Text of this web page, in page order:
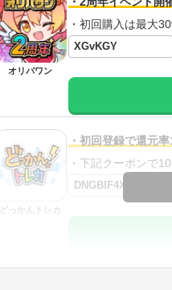
オリパワン
・初回購入は最大
XGvKGY
どっかんトレカ
・初回登録で還元
・下記クーポンで
DNGBIF4X